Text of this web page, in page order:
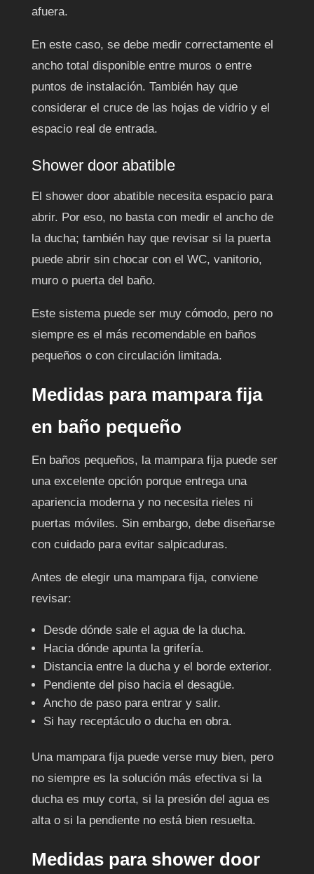
afuera.
En este caso, se debe medir correctamente el
ancho total disponible entre muros o entre
puntos de instalación. También hay que
considerar el cruce de las hojas de vidrio y el
espacio real de entrada.
Shower door abatible
El shower door abatible necesita espacio para
abrir. Por eso, no basta con medir el ancho de
la ducha; también hay que revisar si la puerta
puede abrir sin chocar con el WC, vanitorio,
muro o puerta del baño.
Este sistema puede ser muy cómodo, pero no
siempre es el más recomendable en baños
pequeños o con circulación limitada.
Medidas para mampara fija
en baño pequeño
En baños pequeños, la mampara fija puede ser
una excelente opción porque entrega una
apariencia moderna y no necesita rieles ni
puertas móviles. Sin embargo, debe diseñarse
con cuidado para evitar salpicaduras.
Antes de elegir una mampara fija, conviene
revisar:
Desde dónde sale el agua de la ducha.
Hacia dónde apunta la grifería.
Distancia entre la ducha y el borde exterior.
Pendiente del piso hacia el desagüe.
Ancho de paso para entrar y salir.
Si hay receptáculo o ducha en obra.
Una mampara fija puede verse muy bien, pero
no siempre es la solución más efectiva si la
ducha es muy corta, si la presión del agua es
alta o si la pendiente no está bien resuelta.
Medidas para shower door